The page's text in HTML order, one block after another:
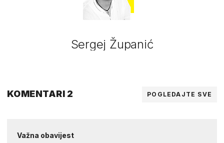
Sergej Županić
KOMENTARI 2 POGLEDAJTE SVE
Važna obavijest